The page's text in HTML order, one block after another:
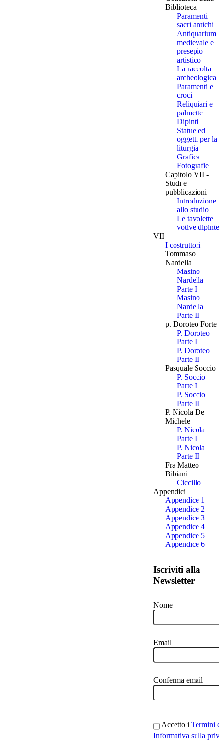
Biblioteca
Paramenti
sacri antichi
Antiquarium
medievale e
presepio
artistico
La raccolta
archeologica
Paramenti e
croci
Reliquiari e
palmette
Dipinti
Statue ed
oggetti per la
liturgia
Grafica
Fotografie
Capitolo VII -
Studi e
pubblicazioni
Introduzione
allo studio
Le tavolette
votive dipinte
VII
I costruttori
Tommaso
Nardella
Masino
Nardella
Parte I
Masino
Nardella
Parte II
p. Doroteo Forte
P. Doroteo
Parte I
P. Doroteo
Parte II
Pasquale Soccio
P. Soccio
Parte I
P. Soccio
Parte II
P. Nicola De
Michele
P. Nicola
Parte I
P. Nicola
Parte II
Fra Matteo
Bibiani
Ciccillo
Appendici
Appendice 1
Appendice 2
Appendice 3
Appendice 4
Appendice 5
Appendice 6
Iscriviti alla
Newsletter
Nome
Email
Conferma email
Accetto i Termini
Informativa sulla